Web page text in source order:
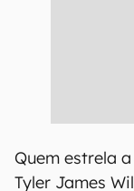
Quem estrela
Tyler James